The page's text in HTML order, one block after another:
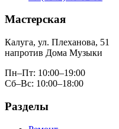
Мастерская
Калуга, ул. Плеханова, 51
напротив Дома Музыки
Пн–Пт: 10:00–19:00
Сб–Вс: 10:00–18:00
Разделы